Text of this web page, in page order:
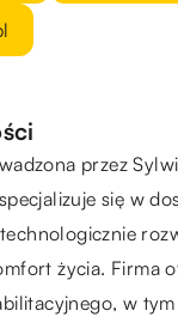
przez
się w
życia. Firma
w